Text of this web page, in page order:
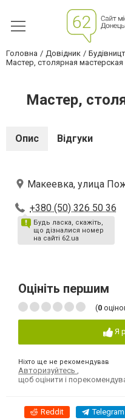
Головна Довідник
Мастер, столярная мастерская
Мастер,
Опис Відгуки
Макеевка, улица
+380 (50) 326 50 36
Будь ласка, скажіть,
що дізналися номер
на сайті 62.ua
Оцініть першим
(0
Я
Ніхто ще не рекомендував
Авторизуйтесь
щоб оцінити і
Reddit Telegram